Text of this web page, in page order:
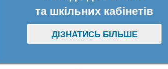
та шкільних кабінетів
ДІЗНАТИСЬ БІЛЬШЕ